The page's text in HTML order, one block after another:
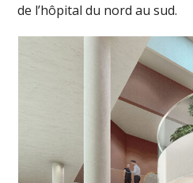
de l’hôpital du nord au sud.